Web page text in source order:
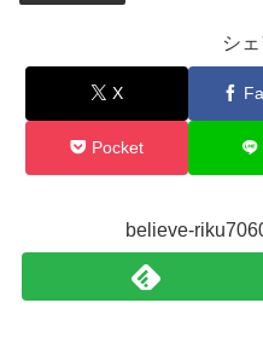
シ
X
Pocket
believe-